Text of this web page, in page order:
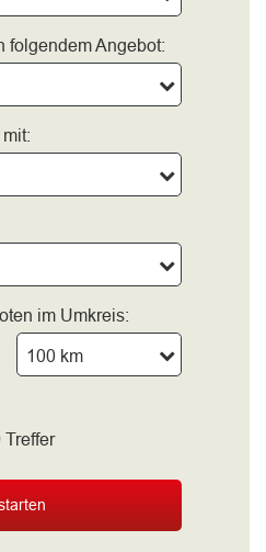
folgendem Angebot:
im Umkreis:
100 km
Treffer